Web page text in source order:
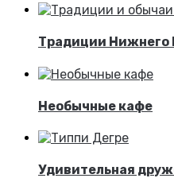
Традиции Нижнего
Необычные кафе
Удивительная